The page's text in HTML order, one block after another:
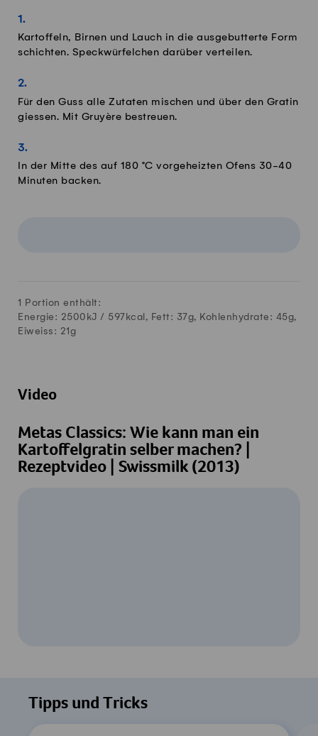
Kartoffeln, Birnen und Lauch in die ausgebutterte Form
schichten. Speckwürfelchen darüber verteilen.
Für den Guss alle Zutaten mischen und über den Gratin
giessen. Mit Gruyère bestreuen.
In der Mitte des auf 180 °C vorgeheizten Ofens 30-40
Minuten backen.
1 Portion enthält:
Energie: 2500kJ / 597 kcal, Fett: 37g, Kohlenhydrate: 45g,
Eiweiss: 21 g
Video
Metas Classics: Wie kann man ein
Kartoffelgratin selber machen? |
Rezeptvideo | Swissmilk (2013)
Ihre Zustimmung zur Datenverarbeitung
durch YouTube erforderlich. Details finden
Tipps und Tricks